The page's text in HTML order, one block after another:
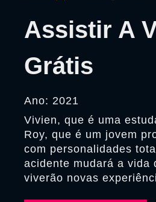
Assistir A
Grátis
Ano: 2021
Vivien, que é uma
Roy, que é um jovem
com personalidades
acidente mudará a vida
viverão novas